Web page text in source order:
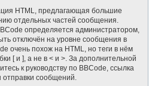
HTML, предлагающая большие
отдельных частей сообщения.
определяется администратором,
отключён на уровне сообщения в
очень похож на HTML, но теги в нём
[ и ], а не в < и >. За дополнительной
к руководству по BBCode, ссылка
сообщений.